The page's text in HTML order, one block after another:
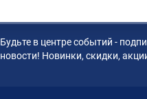
Будьте в центре событий -
новости! Новинки, скидки,